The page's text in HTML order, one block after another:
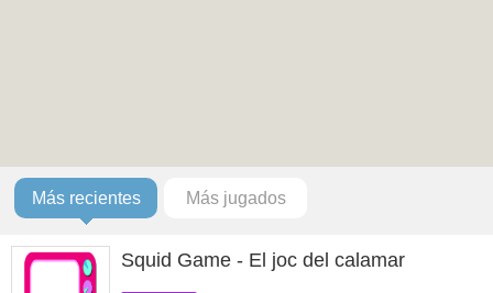
Más recientes Más jugados
Squid Game - El joc del calamar